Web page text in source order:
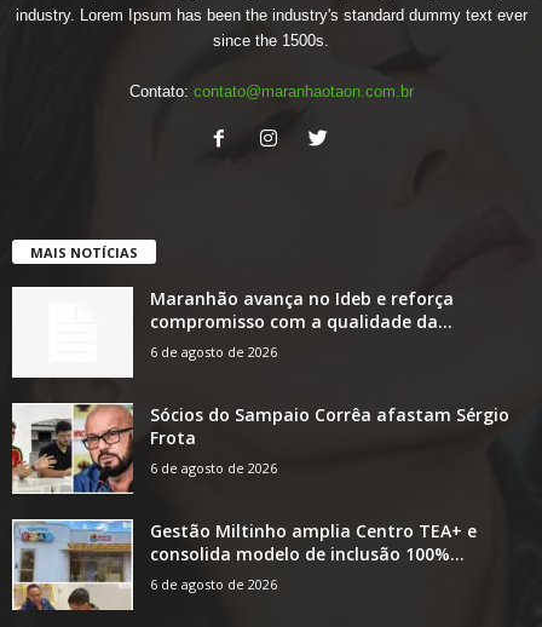
industry. Lorem Ipsum has been the industry's standard dummy text ever
since the 1500s.
Contato: contato@maranhaotaon.com.br
MAIS NOTÍCIAS
Maranhão avança no Ideb e reforça
compromisso com a qualidade da...
6 de agosto de 2026
Sócios do Sampaio Corrêa afastam Sérgio
Frota
6 de agosto de 2026
Gestão Miltinho amplia Centro TEA+ e
consolida modelo de inclusão 100%...
6 de agosto de 2026